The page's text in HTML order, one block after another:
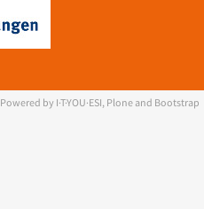
Powered by I·T·YOU·ESI, Plone and Bootstrap